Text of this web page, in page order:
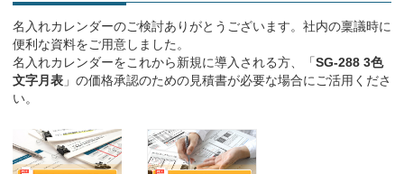
名入れカレンダーのご検討ありがとうございます。社内の稟議時に
便利な資料をご用意しました。
名入れカレンダーをこれから新規に導入される方、「SG-288 3色
文字月表 」の価格承認のための見積書が必要な場合にご活用くださ
い。